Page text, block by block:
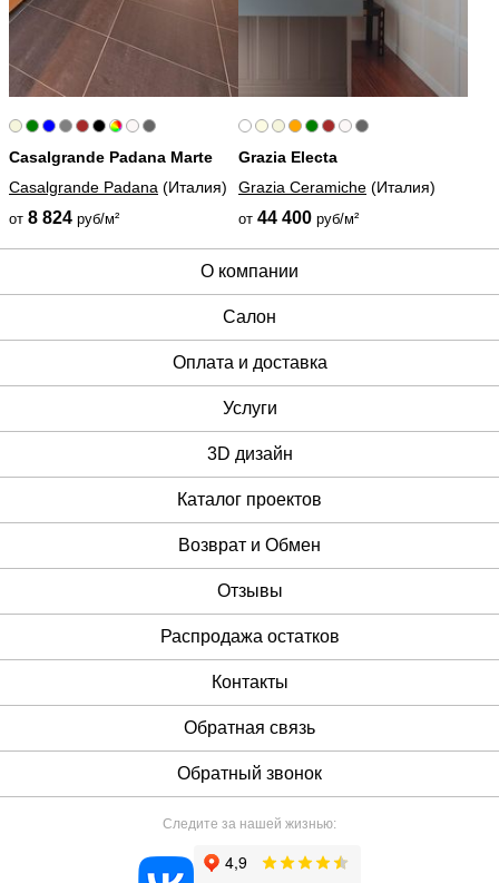
Casalgrande Padana Marte
Casalgrande Padana (Италия)
от 8 824 руб/м²
Grazia Electa
Grazia Ceramiche (Италия)
от 44 400 руб/м²
О компании
Cалон
Оплата и доставка
Услуги
3D дизайн
Каталог проектов
Возврат и Обмен
Отзывы
Распродажа остатков
Контакты
Обратная связь
Обратный звонок
Следите за нашей жизнью: